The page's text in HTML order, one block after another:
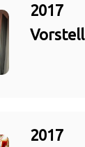
2017
2017